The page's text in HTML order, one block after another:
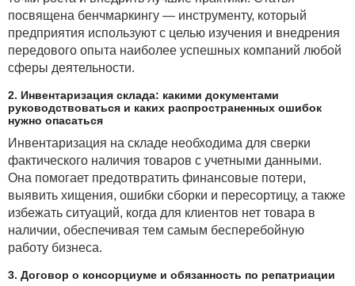
посвящена бенчмаркингу — инструменту, который
предприятия используют с целью изучения и внедрения
передового опыта наиболее успешных компаний любой
сферы деятельности.
2. Инвентаризация склада: какими документами
руководствоваться и каких распространенных ошибок
нужно опасаться
Инвентаризация на складе необходима для сверки
фактического наличия товаров с учетными данными.
Она помогает предотвратить финансовые потери,
выявить хищения, ошибки сборки и пересортицу, а также
избежать ситуаций, когда для клиентов нет товара в
наличии, обеспечивая тем самым бесперебойную
работу бизнеса.
3. Договор о консорциуме и обязанность по репатриации